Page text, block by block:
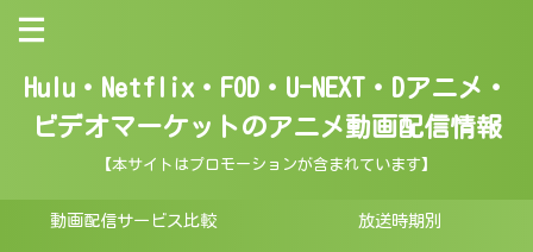
Hulu・Netflix・FOD・U-NEXT・Dアニメ・
ビデオマーケットのアニメ動画配信情報
【本サイトはプロモーションが含まれています】
動画配信サービス比較 放送時期別